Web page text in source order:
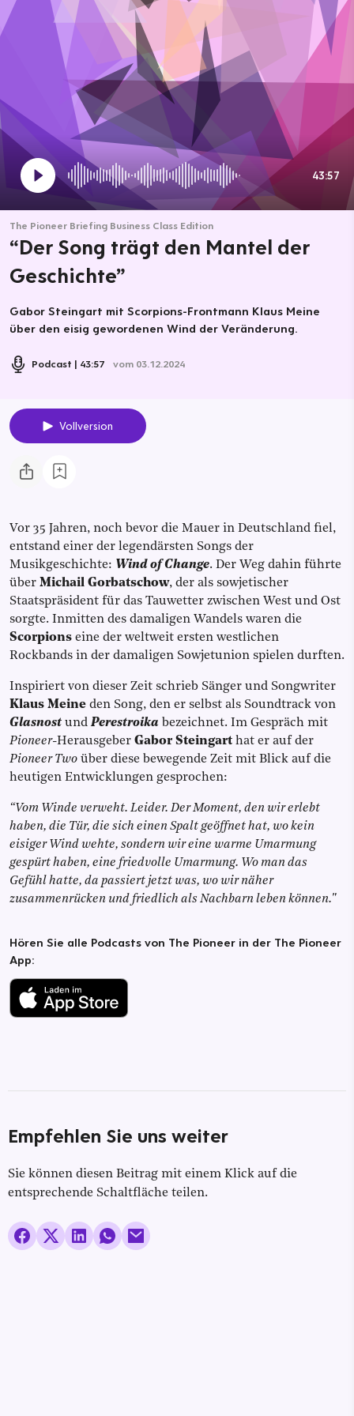
43:57
The Pioneer Briefing Business Class Edition
“Der Song trägt den Mantel der
Geschichte”
Gabor Steingart mit Scorpions-Frontmann Klaus Meine
über den eisig gewordenen Wind der Veränderung.
Podcast 43:57 vom 03.12.2024
Vollversion
Vor 35 Jahren, noch bevor die Mauer in Deutschland fiel,
entstand einer der legendärsten Songs der
Musikgeschichte: Wind of Change. Der Weg dahin führte
über Michail Gorbatschow, der als sowjetischer
Staatspräsident für das Tauwetter zwischen West und Ost
sorgte. Inmitten des damaligen Wandels waren die
Scorpions eine der weltweit ersten westlichen
Rockbands in der damaligen Sowjetunion spielen durften.
Inspiriert von dieser Zeit schrieb Sänger und Songwriter
Klaus Meine den Song, den er selbst als Soundtrack von
Glasnost undPerestroika bezeichnet. Im Gespräch mit
Pioneer-Herausgeber Gabor Steingart hat er auf der
Pioneer Two über diese bewegende Zeit mit Blick auf die
heutigen Entwicklungen gesprochen:
“Vom Winde verweht. Leider. Der Moment, den wir erlebt
haben, die Tür, die sich einen Spalt geöffnet hat, wo kein
eisiger Wind wehte, sondern wir eine warme Umarmung
gespürt haben, eine friedvolle Umarmung. Wo man das
Gefühl hatte, da passiert jetzt was, wo wir näher
zusammenrücken und friedlich als Nachbarn leben können."
Hören Sie alle Podcasts von The Pioneer in der The Pioneer
App:
Empfehlen Sie uns weiter
Sie können diesen Beitrag mit einem Klick auf die
entsprechende Schaltfläche teilen.